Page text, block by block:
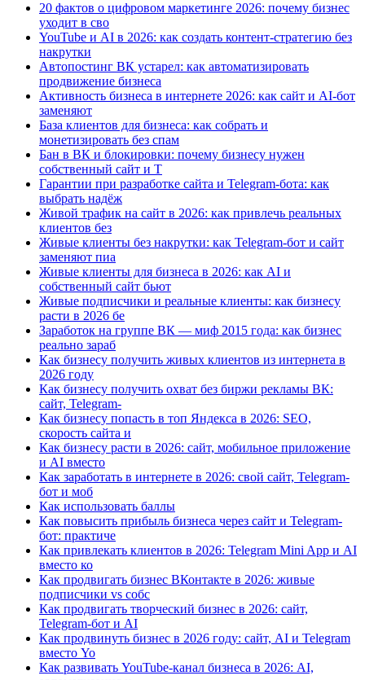
20 фактов о цифровом маркетинге 2026: почему бизнес
уходит в сво
YouTube и AI в 2026: как создать контент-стратегию без
накрутки
Автопостинг ВК устарел: как автоматизировать
продвижение бизнеса
Активность бизнеса в интернете 2026: как сайт и AI-бот
заменяют
База клиентов для бизнеса: как собрать и
монетизировать без спам
Бан в ВК и блокировки: почему бизнесу нужен
собственный сайт и T
Гарантии при разработке сайта и Telegram-бота: как
выбрать надёж
Живой трафик на сайт в 2026: как привлечь реальных
клиентов без
Живые клиенты без накрутки: как Telegram-бот и сайт
заменяют пиа
Живые клиенты для бизнеса в 2026: как AI и
собственный сайт бьют
Живые подписчики и реальные клиенты: как бизнесу
расти в 2026 бе
Заработок на группе ВК — миф 2015 года: как бизнес
реально зараб
Как бизнесу получить живых клиентов из интернета в
2026 году
Как бизнесу получить охват без биржи рекламы ВК:
сайт, Telegram-
Как бизнесу попасть в топ Яндекса в 2026: SEO,
скорость сайта и
Как бизнесу расти в 2026: сайт, мобильное приложение
и AI вместо
Как заработать в интернете в 2026: свой сайт, Telegram-
бот и моб
Как использовать баллы
Как повысить прибыль бизнеса через сайт и Telegram-
бот: практиче
Как привлекать клиентов в 2026: Telegram Mini App и AI
вместо ко
Как продвигать бизнес ВКонтакте в 2026: живые
подписчики vs собс
Как продвигать творческий бизнес в 2026: сайт,
Telegram-бот и AI
Как продвинуть бизнес в 2026 году: сайт, AI и Telegram
вместо Yo
Как развивать YouTube-канал бизнеса в 2026: AI,